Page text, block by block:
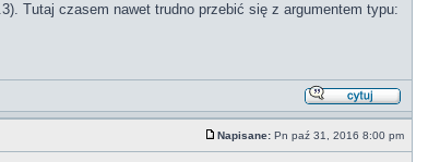
Tutaj czasem nawet trudno przebić się z argumentem typu:
Napisane: Pn paź 31, 2016 8:00 pm